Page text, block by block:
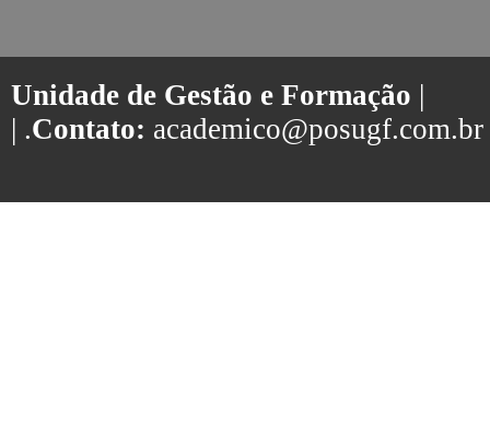
Unidade de Gestão e Formação |
| .Contato: academico@posugf.com.br